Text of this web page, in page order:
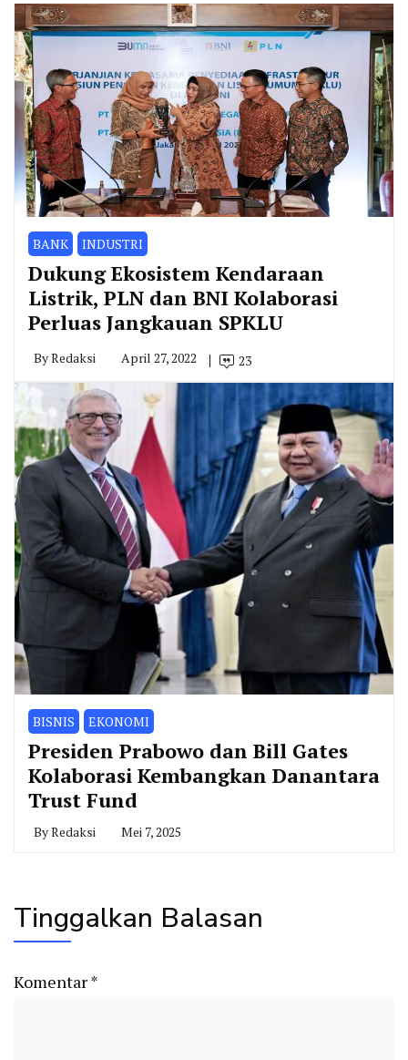
BANK INDUSTRI
Dukung Ekosistem Kendaraan
Listrik, PLN dan BNI Kolaborasi
Perluas Jangkauan SPKLU
ByRedaksi April 27, 2022 23
BISNIS EKONOMI
Presiden Prabowo dan Bill Gates
Kolaborasi Kembangkan Danantara
Trust Fund
ByRedaksi Mei 7, 2025
Tinggalkan Balasan
Komentar*